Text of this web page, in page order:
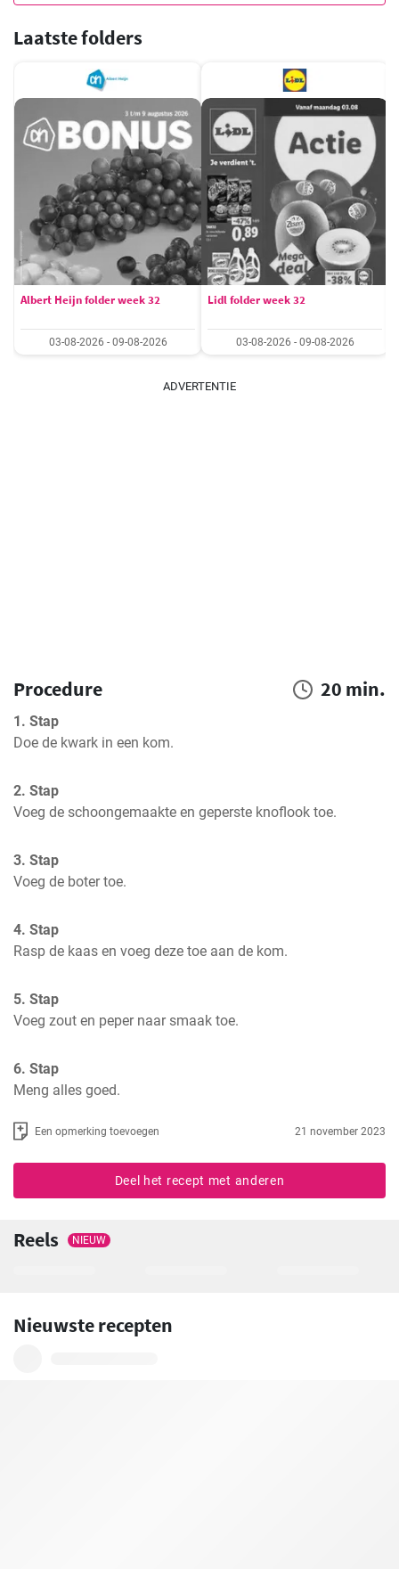
Laatste folders
Albert Heijn folder week 32
03-08-2026 - 09-08-2026
Lidl folder week 32
03-08-2026 - 09-08-2026
ADVERTENTIE
Procedure 20 min.
1. Stap
Doe de kwark in een kom.
2. Stap
Voeg de schoongemaakte en geperste knoflook toe.
3. Stap
Voeg de boter toe.
4. Stap
Rasp de kaas en voeg deze toe aan de kom.
5. Stap
Voeg zout en peper naar smaak toe.
6. Stap
Meng alles goed.
Een opmerking toevoegen 21 november 2023
Deel het recept met anderen
Reels NIEUW
Nieuwste recepten